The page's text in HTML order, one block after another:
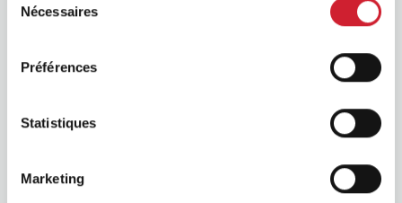
Nécessaires
Préférences
Statistiques
Marketing